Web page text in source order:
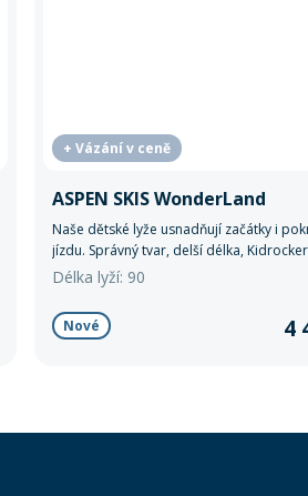
+ Vázání v ceně
ASPEN SKIS WonderLand
Naše dětské lyže usnadňují začátky i
jízdu. Správný tvar, delší délka,
zaoblená pata zajišťují stabilitu, snadné
bezpečné brzdění.
Délka lyží: 90
Nové 4